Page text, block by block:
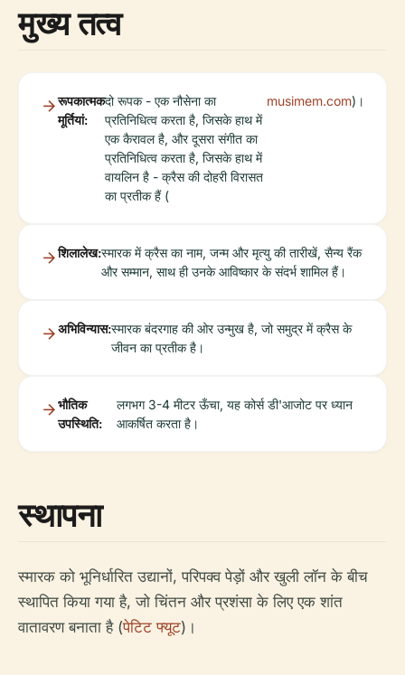
मुख्य तत्व
रूपकात्मक
मूर्तियां:
दो रूपक - एक नौसेना का
प्रतिनिधित्व करता है, जिसके हाथ में
एक कैरावल है, और दूसरा संगीत का
प्रतिनिधित्व करता है, जिसके हाथ में
वायलिन है - क्रैस की दोहरी विरासत
का प्रतीक हैं (
musimem.com)।
शिलालेख:स्मारक में क्रैस का नाम, जन्म और मृत्यु की तारीखें, सैन्य रैंक
और सम्मान, साथ ही उनके आविष्कार के संदर्भ शामिल हैं।
अभिविन्यास:स्मारक बंदरगाह की ओर उन्मुख है, जो समुद्र में क्रैस के
जीवन का प्रतीक है।
भौतिक
उपस्थिति:
लगभग 3-4 मीटर ऊँचा, यह कोर्स डी'आजोट पर ध्यान
आकर्षित करता है।
स्थापना
स्मारक को भूनिर्धारित उद्यानों, परिपक्व पेड़ों और खुली लॉन के बीच
स्थापित किया गया है, जो चिंतन और प्रशंसा के लिए एक शांत
वातावरण बनाता है (पेटिट फ्यूट)।